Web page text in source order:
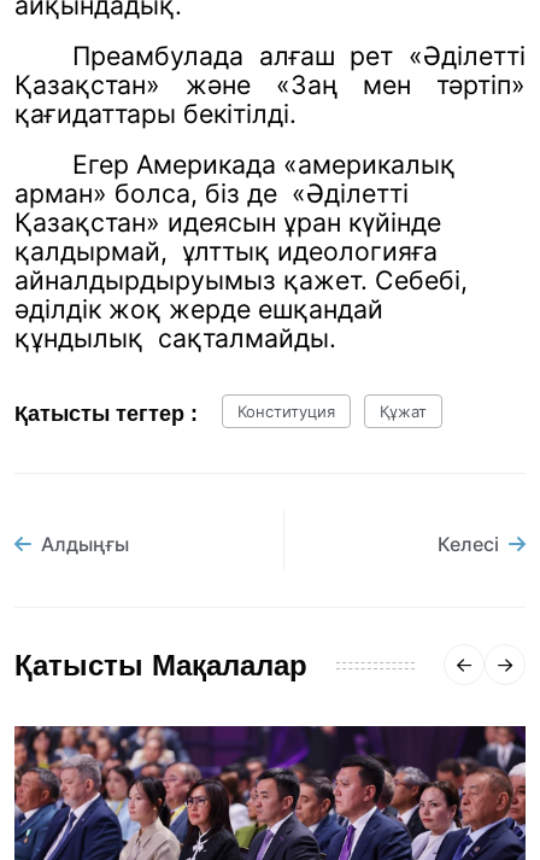
Преамбулада алғаш рет «Әділетті
Қазақстан» және «Заң мен тәртіп»
қағидаттары бекітілді.
Егер Америкада «америкалық
арман» болса, біз де «Әділетті
Қазақстан» идеясын ұран күйінде
қалдырмай, ұлттық идеологияға
айналдырдыруымыз қажет. Себебі,
әділдік жоқ жерде ешқандай
құндылық сақталмайды.
Қатысты тегтер : Конституция Құжат
Алдыңғы Келесі
Қатысты Мақалалар